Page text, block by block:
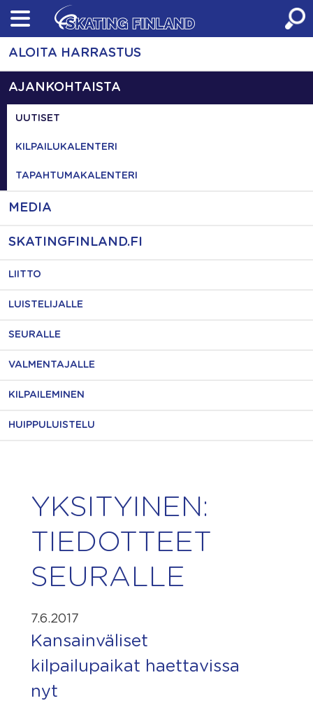
Skip
content
ALOITA HARRASTUS
AJANKOHTAISTA
UUTISET
KILPAILUKALENTERI
TAPAHTUMAKALENTERI
MEDIA
SKATINGFINLAND.FI
LIITTO
LUISTELIJALLE
SEURALLE
VALMENTAJALLE
KILPAILEMINEN
HUIPPULUISTELU
YKSITYINEN:
TIEDOTTEET
SEURALLE
7.6.2017
Kansainväliset
kilpailupaikat haettavissa
nyt